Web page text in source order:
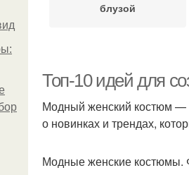
блузой
Топ-10 идей для
Модный женский костюм —
о новинках и трендах,
Модные женские костюмы.